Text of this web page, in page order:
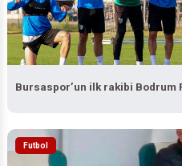
Bursaspor’un ilk rakibi Bodrum
Futbol